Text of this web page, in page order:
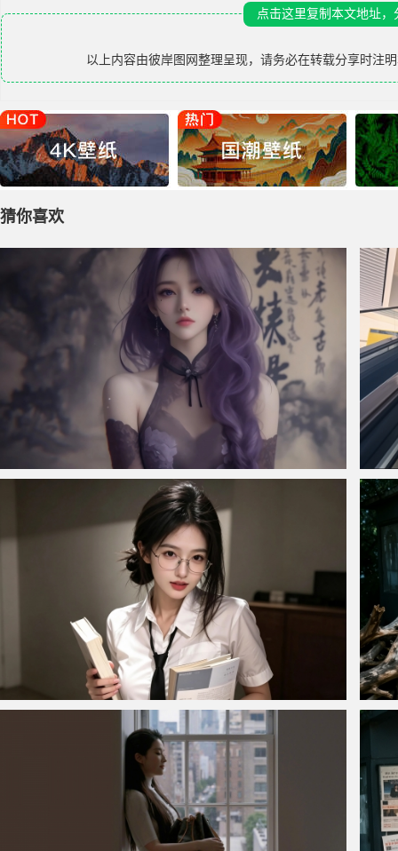
点击这里复制本文地址
以上内容由彼岸图网 整理呈现，请务必在转载分享时注
猜你喜欢
仙侠凌仙 紫色长卷发美女 古风古典 4K壁纸 电
室内美女 戴眼镜 白色衬衫 书本 4K电脑壁纸 3840x2160